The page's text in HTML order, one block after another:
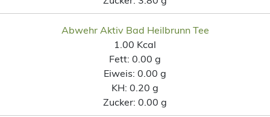
Abwehr Aktiv Bad Heilbrunn Tee
1.00 Kcal
Fett: 0.00 g
Eiweis: 0.00 g
KH: 0.20 g
Zucker: 0.00 g